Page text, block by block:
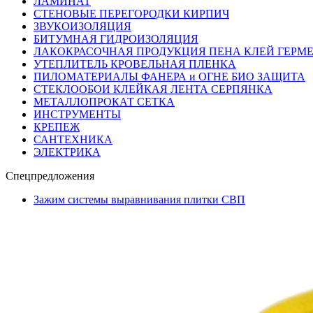
СТЕНОВЫЕ ПЕРЕГОРОДКИ КИРПИЧ
ЗВУКОИЗОЛЯЦИЯ
БИТУМНАЯ ГИДРОИЗОЛЯЦИЯ
ЛАКОКРАСОЧНАЯ ПРОДУКЦИЯ ПЕНА КЛЕЙ
УТЕПЛИТЕЛЬ КРОВЕЛЬНАЯ ПЛЕНКА
ПИЛОМАТЕРИАЛЫ ФАНЕРА и ОГНЕ БИО ЗАЩИТА
СТЕКЛООБОИ КЛЕЙКАЯ ЛЕНТА СЕРПЯНКА
МЕТАЛЛОПРОКАТ СЕТКА
ИНСТРУМЕНТЫ
КРЕПЕЖ
САНТЕХНИКА
ЭЛЕКТРИКА
Спецпредложения
Зажим системы выравнивания плитки СВП